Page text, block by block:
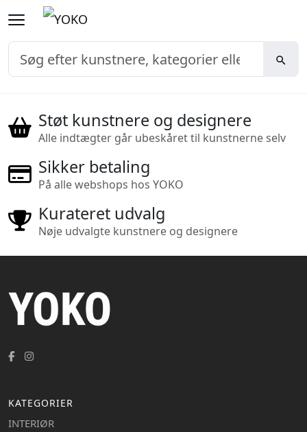
Støt kunstnere og designere
Alle indtægter går ubeskåret til kunstnerne selv
Sikker betaling
På alle webshops hos YOKO
Kurateret udvalg
Nøje udvalgte kunstnere og designere
KATEGORIER
INTERIØR